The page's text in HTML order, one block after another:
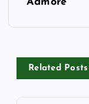
Related Posts